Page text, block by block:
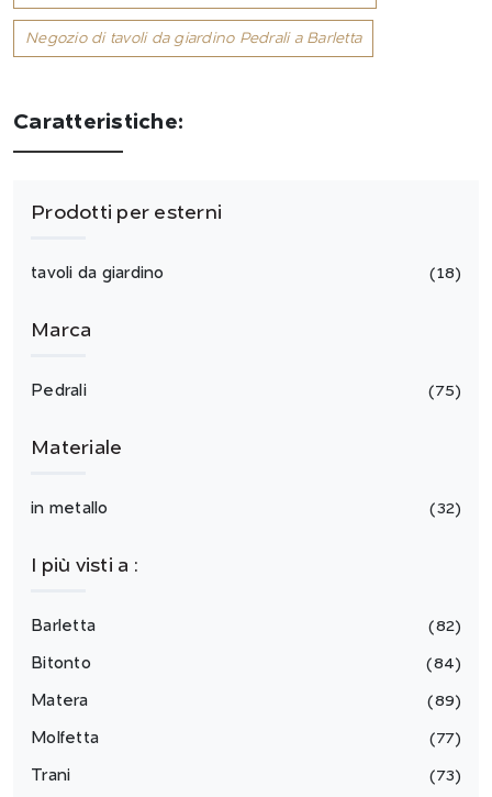
Negozio di tavoli da giardino Pedrali a Barletta
Caratteristiche:
Prodotti per esterni
tavoli da giardino 18
Marca
Pedrali 75
Materiale
in metallo 32
I più visti a :
Barletta 82
Bitonto 84
Matera 89
Molfetta 77
Trani 73